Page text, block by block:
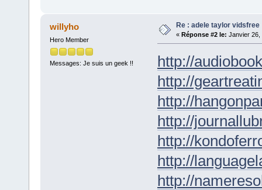
willyho
Hero Member
Messages: Je suis un geek !!
Re : adele taylor vidsfree
« Réponse #2 le: Janvier 26,
http://
http://
http://
http://
http://
http://
http://